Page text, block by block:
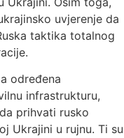
uvjerenje da
taktika totalnog
određena
infrastrukturu,
prihvati rusko
Ukrajini u rujnu. Ti su